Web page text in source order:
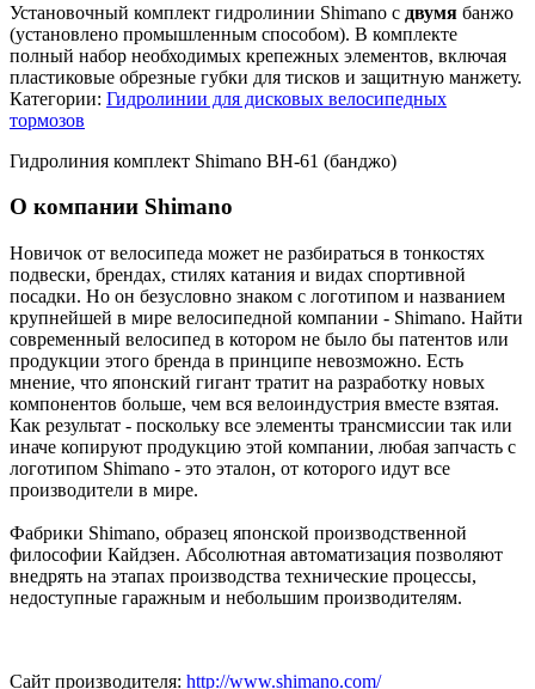
Установочный комплект гидролинии Shimano с двумя банжо
(установлено промышленным способом). В комплекте
полный набор необходимых крепежных элементов, включая
пластиковые обрезные губки для тисков и защитную манжету.
Категории: Гидролинии для дисковых велосипедных
тормозов
Гидролиния комплект Shimano BH-61 (банджо)
О компании Shimano
Новичок от велосипеда может не разбираться в тонкостях
подвески, брендах, стилях катания и видах спортивной
посадки. Но он безусловно знаком с логотипом и названием
крупнейшей в мире велосипедной компании - Shimano. Найти
современный велосипед в котором не было бы патентов или
продукции этого бренда в принципе невозможно. Есть
мнение, что японский гигант тратит на разработку новых
компонентов больше, чем вся велоиндустрия вместе взятая.
Как результат - поскольку все элементы трансмиссии так или
иначе копируют продукцию этой компании, любая запчасть с
логотипом Shimano - это эталон, от которого идут все
производители в мире.
Фабрики Shimano, образец японской производственной
философии Кайдзен. Абсолютная автоматизация позволяют
внедрять на этапах производства технические процессы,
недоступные гаражным и небольшим производителям.
Сайт производителя: http://www.shimano.com/